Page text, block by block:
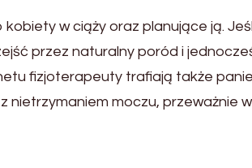
w ciąży oraz planujące ją.
przez naturalny poród i
fizjoterapeuty trafiają także
nietrzymaniem moczu, przeważnie